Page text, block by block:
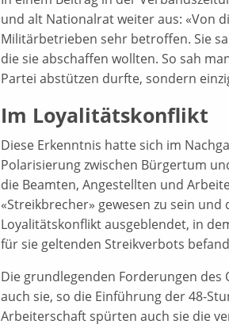
und alt Nationalrat weiter aus: «Von
Militärbetrieben sehr betroffen. Sie
die sie abschaffen wollten. So sah
Partei abstützen durfte, sondern
Im Loyalitätskonflikt
Diese Erkenntnis hatte sich im
Polarisierung zwischen Bürgertum
die Beamten, Angestellten und
«Streikbrecher» gewesen zu sein
Loyalitätskonflikt ausgeblendet, in
für sie geltenden Streikverbots
Die grundlegenden Forderungen
auch sie, so die Einführung der 48-
Arbeiterschaft spürten auch sie die